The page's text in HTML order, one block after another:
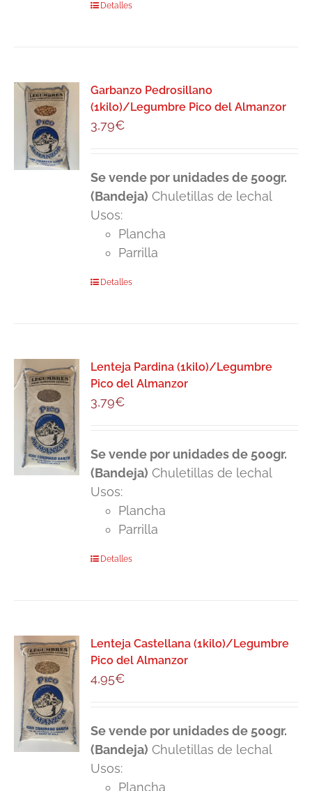
Detalles
Garbanzo Pedrosillano
(1kilo)/Legumbre Pico del Almanzor
3,79€
Se vende por unidades de 500gr.
(Bandeja) Chuletillas de lechal
Usos:
Plancha
Parrilla
Detalles
Lenteja Pardina (1kilo)/Legumbre
Pico del Almanzor
3,79€
Se vende por unidades de 500gr.
(Bandeja) Chuletillas de lechal
Usos:
Plancha
Parrilla
Detalles
Lenteja Castellana (1kilo)/Legumbre
Pico del Almanzor
4,95€
Se vende por unidades de 500gr.
(Bandeja) Chuletillas de lechal
Usos:
Plancha